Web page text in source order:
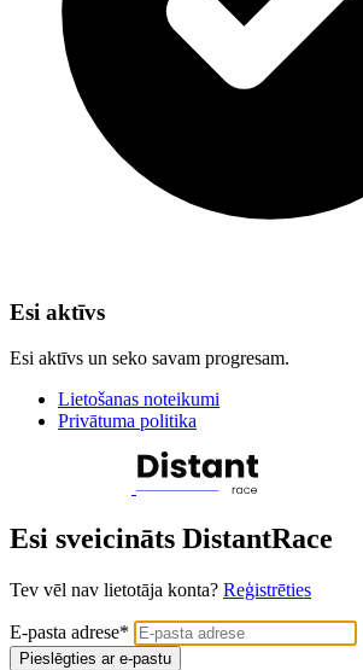
Esi aktīvs
Esi aktīvs un seko savam progresam.
Lietošanas noteikumi
Privātuma politika
Esi sveicināts DistantRace
Tev vēl nav lietotāja konta? Reģistrēties
E-pasta adrese*
Pieslēgties ar e-pastu